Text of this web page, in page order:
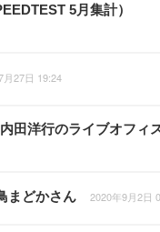
5月集計）
月27日 19:24
田洋行のライブオフィ
まどかさん 2020年9月2日